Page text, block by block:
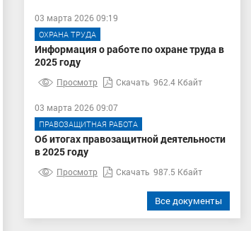
03 марта 2026 09:19
ОХРАНА ТРУДА
Информация о работе по охране труда в
2025 году
Просмотр Скачать 962.4 Кбайт
03 марта 2026 09:07
ПРАВОЗАЩИТНАЯ РАБОТА
Об итогах правозащитной деятельности
в 2025 году
Просмотр Скачать 987.5 Кбайт
Все документы